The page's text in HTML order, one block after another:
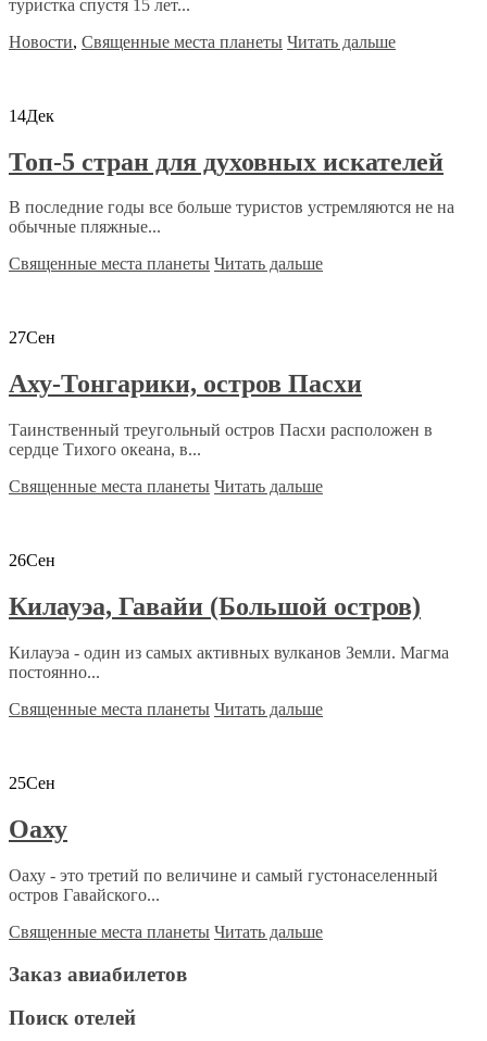
туристка спустя 15 лет...
Новости, Священные места планеты Читать дальше
14Дек
Топ-5 стран для духовных искателей
В последние годы все больше туристов устремляются не на
обычные пляжные...
Священные места планеты Читать дальше
27Сен
Аху-Тонгарики, остров Пасхи
Таинственный треугольный остров Пасхи расположен в
сердце Тихого океана, в...
Священные места планеты Читать дальше
26Сен
Килауэа, Гавайи (Большой остров)
Килауэа - один из самых активных вулканов Земли. Магма
постоянно...
Священные места планеты Читать дальше
25Сен
Оаху
Оаху - это третий по величине и самый густонаселенный
остров Гавайского...
Священные места планеты Читать дальше
Заказ авиабилетов
Поиск отелей